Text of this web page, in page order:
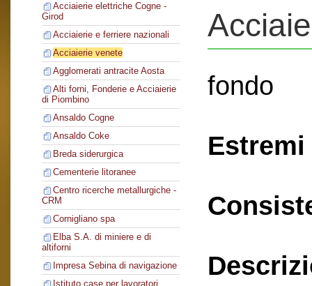
Acciaierie elettriche Cogne -
Girod
Acciaierie e ferriere nazionali
Acciaierie venete
Agglomerati antracite Aosta
Alti forni, Fonderie e Acciaierie
di Piombino
Ansaldo Cogne
Ansaldo Coke
Breda siderurgica
Cementerie litoranee
Centro ricerche metallurgiche -
CRM
Cornigliano spa
Elba S.A. di miniere e di
altiforni
Impresa Sebina di navigazione
Istituto case per lavoratori
fondo